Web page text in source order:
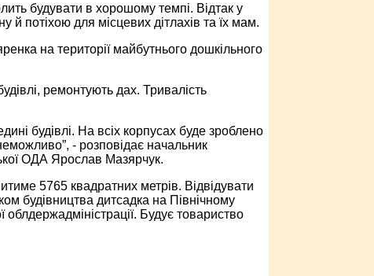
будувати в хорошому темпі. Відтак у
й потіхою для місцевих дітлахів та їх мам.
на території майбутнього дошкільного
ремонтують дах. Тривалість
будівлі. На всіх корпусах буде зроблено
- розповідає начальник
ОДА Ярослав Мазярчук.
5765 квадратних метрів. Відвідувати
будівництва дитсадка на Північному
облдержадміністрації. Будує товариство